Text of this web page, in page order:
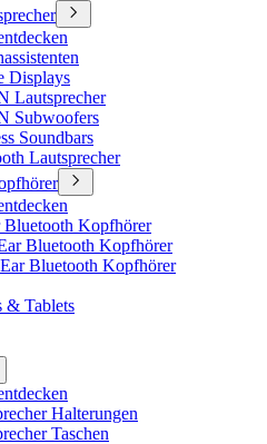
Displays
Lautsprecher
Subwoofers
Soundbars
Lautsprecher
Bluetooth Kopfhörer
Bluetooth Kopfhörer
Bluetooth Kopfhörer
& Tablets
Halterungen
Taschen